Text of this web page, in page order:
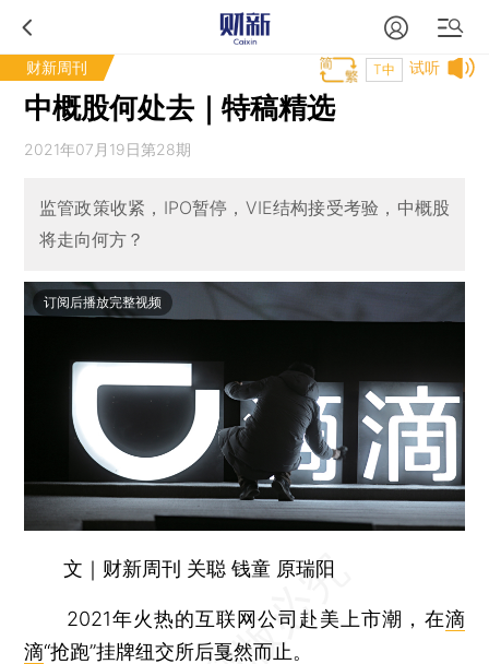
财新周刊 试听
T中
中概股何处去｜特稿精选
2021年07月19日第28期
监管政策收紧，IPO暂停，VIE结构接受考验，中概股
将走向何方？
订阅后播放完整视频
文｜财新周刊 关聪 钱童 原瑞阳
2021年火热的互联网公司赴美上市潮，在滴
滴“抢跑”挂牌纽交所后戛然而止。